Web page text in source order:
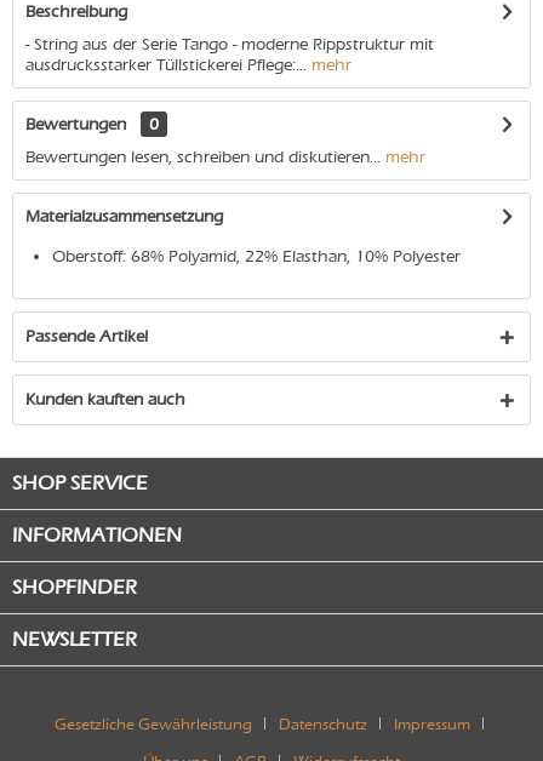
Beschreibung
- String aus der Serie Tango - moderne Rippstruktur mit
ausdrucksstarker Tüllstickerei Pflege:... mehr
Bewertungen
0
Bewertungen lesen, schreiben und diskutieren... mehr
Materialzusammensetzung
Oberstoff: 68% Polyamid, 22% Elasthan, 10% Polyester
Passende Artikel
Kunden kauften auch
SHOP SERVICE
INFORMATIONEN
SHOPFINDER
NEWSLETTER
Gesetzliche Gewährleistung Datenschutz Impressum